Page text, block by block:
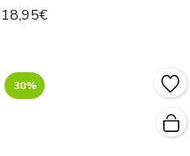
18,95€
30%